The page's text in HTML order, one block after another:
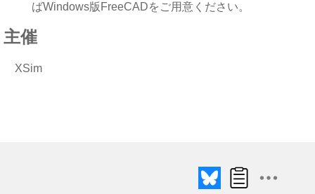
ばWindows版FreeCADをご用意ください。
主催
XSim